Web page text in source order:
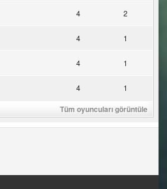
4 2
4 1
4 1
4 1
Tüm oyuncuları görüntüle